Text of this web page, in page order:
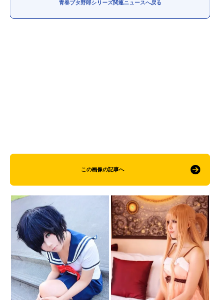
青春ブタ野郎シリーズ関連ニュースへ戻る
この画像の記事へ